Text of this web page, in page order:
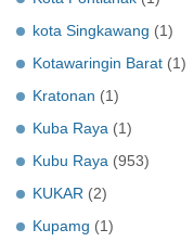
kota Singkawang (1)
Kotawaringin Barat (1)
Kratonan (1)
Kuba Raya (1)
Kubu Raya (953)
KUKAR (2)
Kupamg (1)